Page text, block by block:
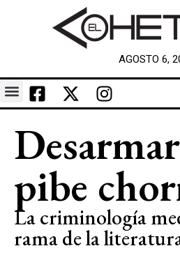
AGOSTO 6,
pibe
La criminología
rama de la